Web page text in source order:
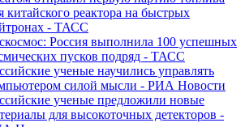
китайского реактора на быстрых
- ТАСС
Россия выполнила 100 успешных
пусков подряд - ТАСС
ученые научились управлять
силой мысли - РИА Новости
ученые предложили новые
для высокоточных детекторов -